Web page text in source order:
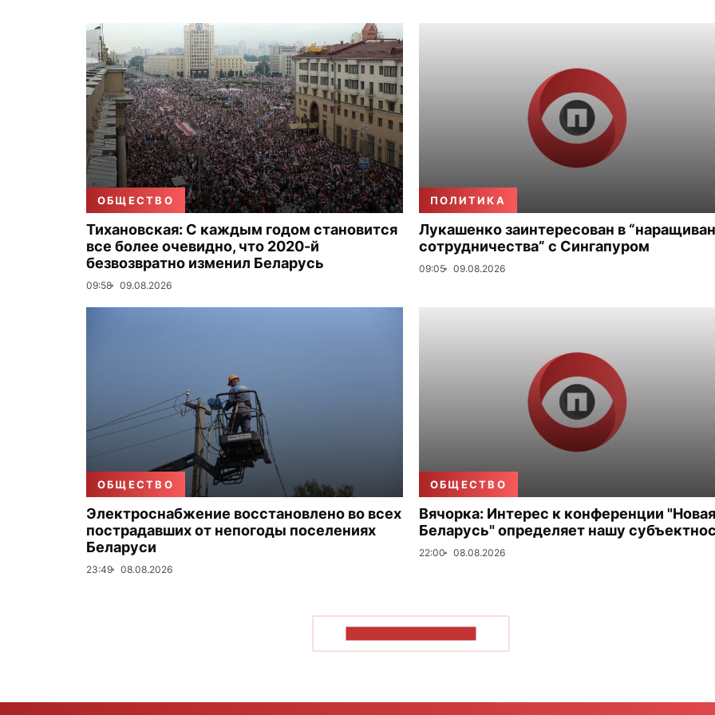
ОБЩЕСТВО
Тихановская: С каждым годом становится
все более очевидно, что 2020-й
безвозвратно изменил Беларусь
09:58 09.08.2026
ПОЛИТИКА
Лукашенко заинтересован в
сотрудничества” с Сингапуром
09:05 09.08.2026
ОБЩЕСТВО
Электроснабжение восстановлено во всех
пострадавших от непогоды поселениях
Беларуси
23:49 08.08.2026
ОБЩЕСТВО
Вячорка: Интерес к конференции "Новая
Беларусь" определяет нашу
22:00 08.08.2026